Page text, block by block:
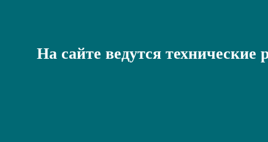
На сайте ведутся технические